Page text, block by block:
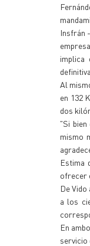
Insfrán
Al
en 132
dos
"Si
mismo
Estima
ofrecer
De
a los
En
servicio